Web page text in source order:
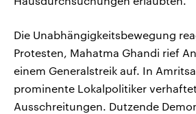
Die Unabhängigkeitsbewegung
Protesten, Mahatma Ghandi rief
einem Generalstreik auf. In
prominente Lokalpolitiker
Ausschreitungen. Dutzende